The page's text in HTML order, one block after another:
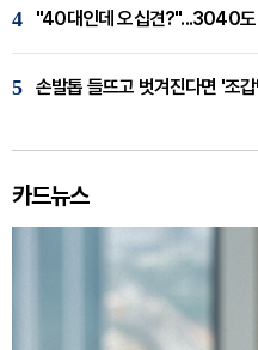
4 "40대인데 오십견?"...3040도
5 손발톱 들뜨고 벗겨진다면 '조
카드뉴스